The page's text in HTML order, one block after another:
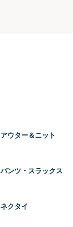
アウター＆ニット
パンツ・スラックス
ネクタイ